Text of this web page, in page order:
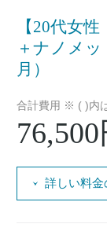
【20代女
＋ナノメ
月）
合計費用 ※ ( )内
76,500
詳しい料金